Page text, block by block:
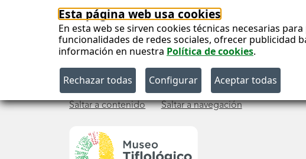
Esta página web usa cookies
En esta web se sirven cookies técnicas necesarias
funcionalidades de redes sociales, ofrecer publicidad
información en nuestra Política de cookies.
Saltar a contenido Saltar a navegación